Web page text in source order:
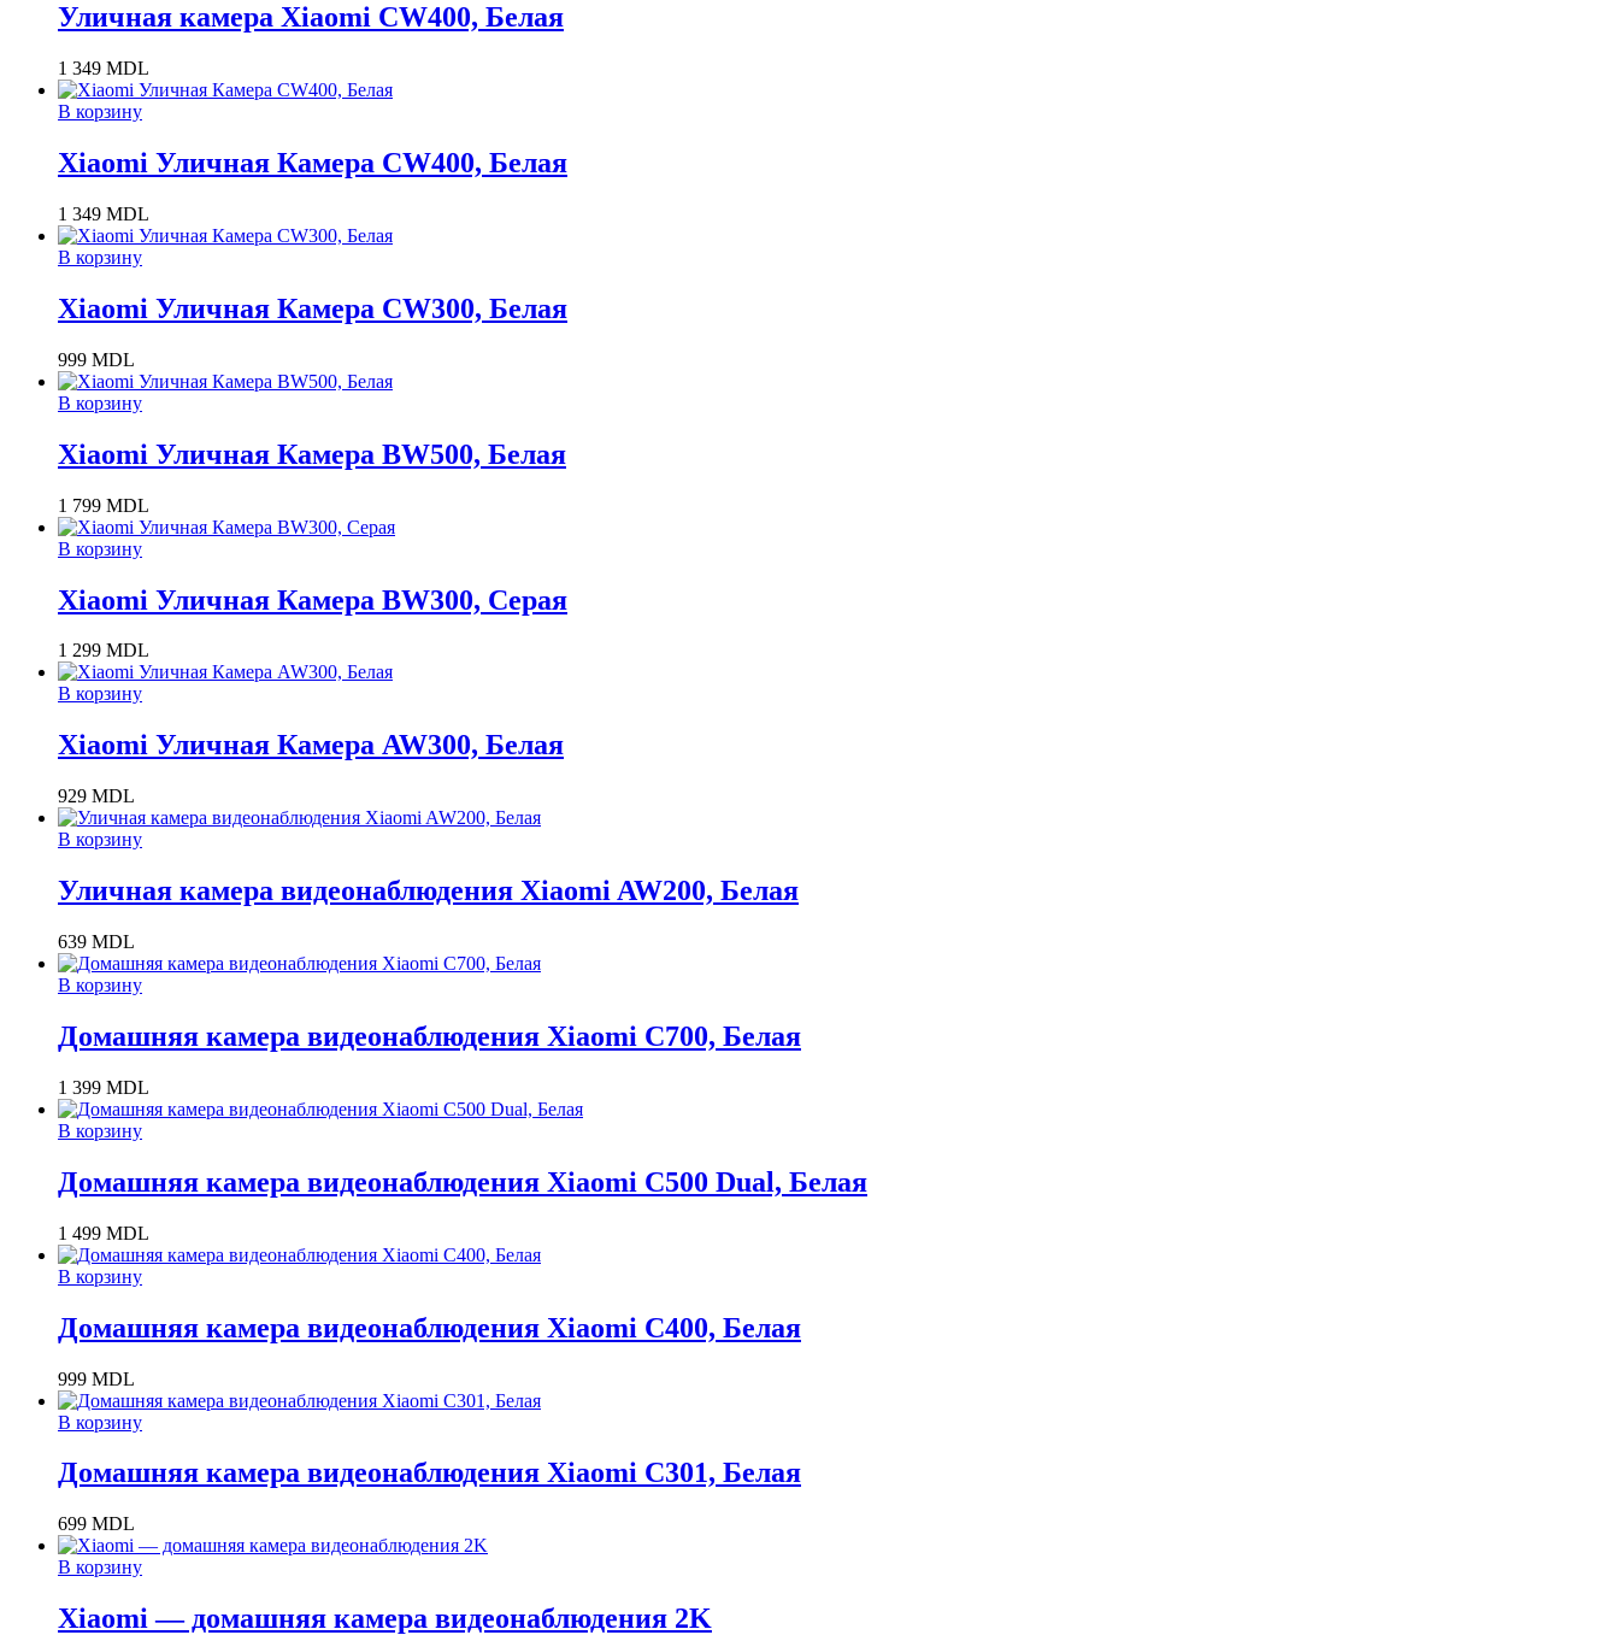
Уличная камера Xiaomi CW400, Белая
1 349 MDL
В корзину
Xiaomi Уличная Камера CW400, Белая
1 349 MDL
В корзину
Xiaomi Уличная Камера CW300, Белая
999 MDL
В корзину
Xiaomi Уличная Камера BW500, Белая
1 799 MDL
В корзину
Xiaomi Уличная Камера BW300, Серая
1 299 MDL
В корзину
Xiaomi Уличная Камера AW300, Белая
929 MDL
В корзину
Уличная камера видеонаблюдения Xiaomi AW200, Белая
639 MDL
В корзину
Домашняя камера видеонаблюдения Xiaomi C700, Белая
1 399 MDL
В корзину
Домашняя камера видеонаблюдения Xiaomi C500 Dual, Белая
1 499 MDL
В корзину
Домашняя камера видеонаблюдения Xiaomi C400, Белая
999 MDL
В корзину
Домашняя камера видеонаблюдения Xiaomi C301, Белая
699 MDL
В корзину
Xiaomi — домашняя камера видеонаблюдения 2K